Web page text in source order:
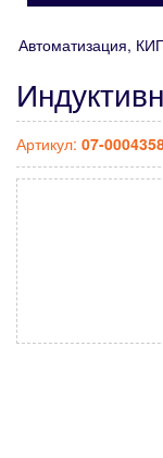
Автоматизация,
Артикул: 07-